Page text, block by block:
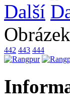
Další
442 443 444